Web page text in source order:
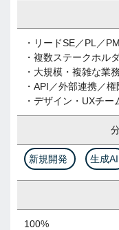
・リードSE／PL／
・複数ステークホル
・大規模・複雑な業
・API／外部連携／
・デザイン・UXチ
新規開発 生成AI
100%